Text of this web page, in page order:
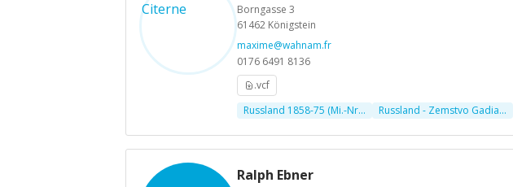
Borngasse 3
61462 Königstein
maxime@wahnam.fr
0176 6491 8136
.vcf
Russland 1858-75 (Mi.-Nr...
Russland - Zemstvo Gadia...
Ralph Ebner